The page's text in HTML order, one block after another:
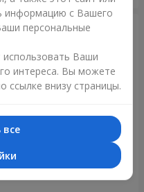
шариков
информацию с Вашего
персональные
Ваши
интереса. Вы можете
ссылке внизу страницы.
все